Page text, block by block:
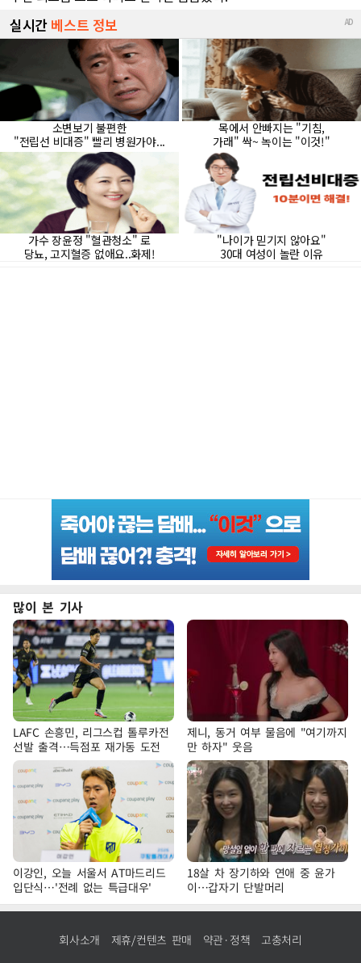
많이 본 기사
LAFC 손흥민, 리그스컵 톨루카전
선발 출격…득점포 재가동 도전
제니, 동거 여부 물음에 "여기까지
만 하자" 웃음
이강인, 오늘 서울서 AT마드리드
입단식…'전례 없는 특급대우'
18살 차 장기하와 연애 중 윤가
이…갑자기 단발머리
회사소개 제휴/컨텐츠 판매 약관·정책 고충처리